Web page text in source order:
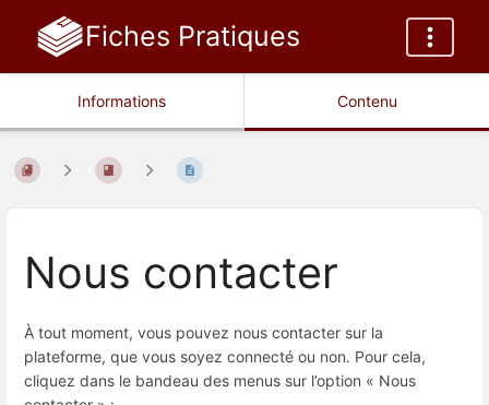
Fiches Pratiques
Informations Contenu
Nous contacter
À tout moment, vous pouvez nous contacter sur la
plateforme, que vous soyez connecté ou non. Pour cela,
cliquez dans le bandeau des menus sur l’option « Nous